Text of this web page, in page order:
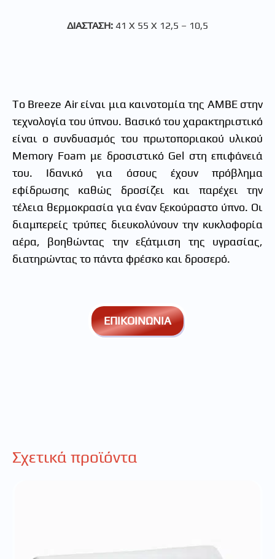
ΔΙΑΣΤΑΣΗ: 41 Χ 55 Χ 12,5 – 10,5
To Breeze Air είναι μια καινοτομία της ΑΜΒΕ στην
τεχνολογία του ύπνου. Βασικό του χαρακτηριστικό
είναι ο συνδυασμός του πρωτοποριακού υλικού
Memory Foam με δροσιστικό Gel στη επιφάνειά
του. Ιδανικό για όσους έχουν πρόβλημα
εφίδρωσης καθώς δροσίζει και παρέχει την
τέλεια θερμοκρασία για έναν ξεκούραστο ύπνο. Οι
διαμπερείς τρύπες διευκολύνουν την κυκλοφορία
αέρα, βοηθώντας την εξάτμιση της υγρασίας,
διατηρώντας το πάντα φρέσκο και δροσερό.
ΕΠΙΚΟΙΝΩΝΙΑ
Σχετικά προϊόντα